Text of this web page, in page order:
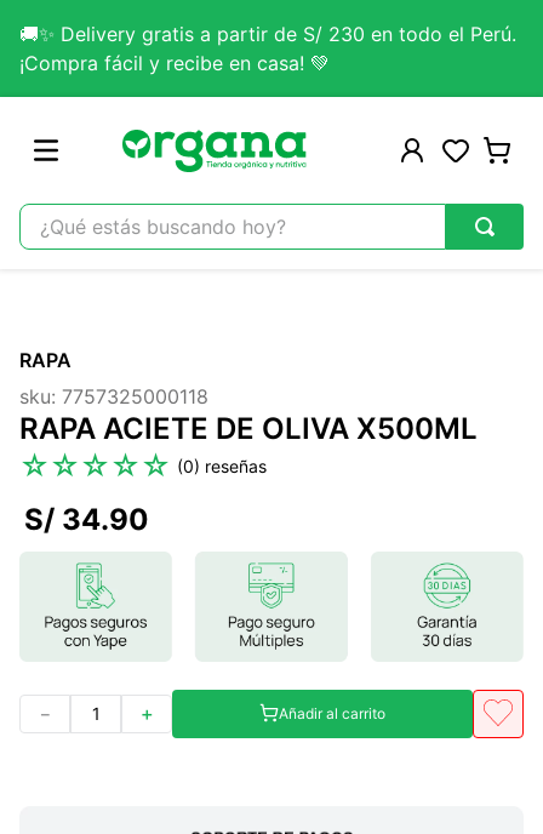
🚚✨ Delivery gratis a partir de S/ 230 en todo el Perú.
¡Compra fácil y recibe en casa! 💚
¿Qué estás buscando hoy?
2.
3.
colageno
kefir
6
melena leon
magnesio
8.
stevia
9.
ashwagandha
10. clorofila
RAPA
sku: 7757325000118
RAPA ACIETE DE OLIVA X500ML
☆☆☆☆☆ (0)
S/ 34.90
＋
－ Añadir al carrito